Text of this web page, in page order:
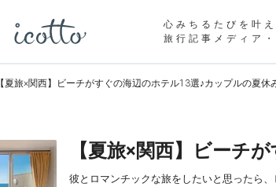
心みちるたびを叶え
旅行記事メディア
【夏旅×関西】ビーチがすぐの海辺のホテル13選♪カップルの夏休
【夏旅×関西】ビーチ
彼とロマンチックな旅をしたいと思ったら